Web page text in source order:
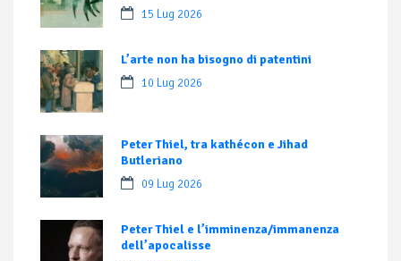
15 Lug 2026
L’arte non ha bisogno di patentini
10 Lug 2026
Peter Thiel, tra kathécon e Jihad
Butleriano
09 Lug 2026
Peter Thiel e l’imminenza/immanenza
dell’apocalisse